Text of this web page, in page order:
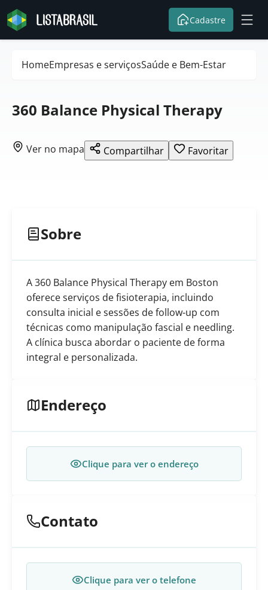
Cadastre
HomeEmpresas e serviçosSaúde e Bem-Estar
360 Balance Physical Therapy
Ver no mapa Compartilhar Favoritar
Sobre
A 360 Balance Physical Therapy em Boston
oferece serviços de fisioterapia, incluindo
consulta inicial e sessões de follow-up com
técnicas como manipulação fascial e needling.
A clínica busca abordar o paciente de forma
integral e personalizada.
Endereço
Clique para ver o endereço
Contato
Clique para ver o telefone